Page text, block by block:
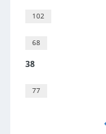
102
68
38
77